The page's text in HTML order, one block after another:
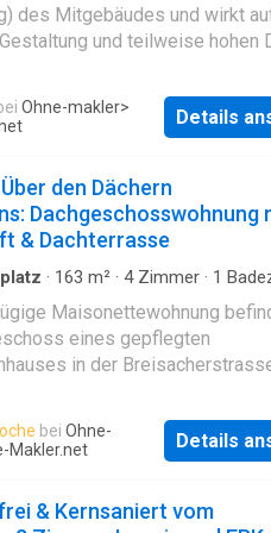
des Mitgebäudes und wirkt
und teilweise hohen
die hochwertige Einbauküche
allen wichtigen Geräten
Abslkammer mit
ab. Das weiße
Badewanne überzeugt durch
Atmosphäre. Die
befindet sich direkt vor dem
Station Schwanthalerhöhe
8 Gehminuten entfernt. Direkt
sich der Eingang zum
und zahlreichen Spazier-
Ohne-makler>
Details
den Dächern
Dachgeschosswohnung
& Dachterrasse
· 163 m² · 4Zimmer · 1
Maisonettewohnung
eines gepflegten
in der
vier Zimmer über zwei Ebenen
für Paare, Familien oder
Wohnen in zentraler Lage
sowie die seltene
bei Ohne-
Makler.net Details
& Kernsaniert vom